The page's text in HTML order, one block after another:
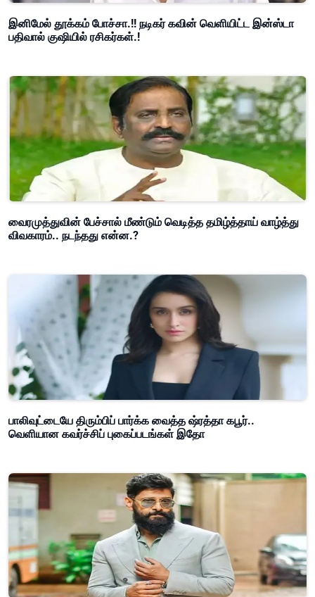
இனிமேல் தூக்கம் போச்சா.!! நடிகர் கவின் வெளியிட்ட இன்ஸ்டா
பதிவால் குஷியில் ரசிகர்கள்.!
வைரமுத்துவின் பேச்சால் மீண்டும் வெடித்த தமிழ்த்தாய் வாழ்த்து
விவகாரம்.. நடந்தது என்ன.?
பாலிவுட்டையே திரும்பிப் பார்க்க வைத்த ஷ்ரத்தா கபூர்..
வெளியான கவர்ச்சிப் புகைப்படங்கள் இதோ